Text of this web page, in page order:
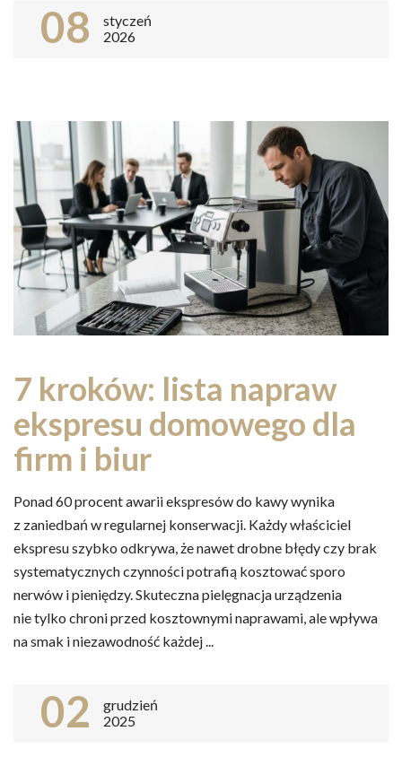
08
styczeń
2026
7 kroków: lista napraw
ekspresu domowego dla
firm i biur
Ponad 60 procent awarii ekspresów do kawy wynika
z zaniedbań w regularnej konserwacji. Każdy właściciel
ekspresu szybko odkrywa, że nawet drobne błędy czy brak
systematycznych czynności potrafią kosztować sporo
nerwów i pieniędzy. Skuteczna pielęgnacja urządzenia
nie tylko chroni przed kosztownymi naprawami, ale wpływa
na smak i niezawodność każdej ...
02
grudzień
2025